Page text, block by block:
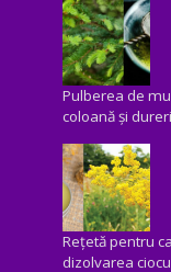
Pulberea de
coloană și
Rețetă pentru
dizolvarea